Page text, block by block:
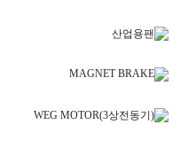
산업용팬
MAGNET BRAKE
WEG MOTOR(3상전동기)